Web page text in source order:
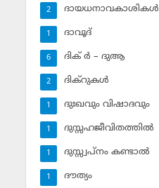
ദായധനാവകാശികള്‍
2
ദാവൂദ്‌
1
ദിക് ര്‍ – ദുആ
6
ദിക്‌റുകള്‍
2
ദുഃഖവും വിഷാദവും
1
ദുസ്സഹജീവിതത്തില്‍
1
ദുസ്സ്വപ്‌നം കണ്ടാല്‍
1
ദൗത്യം
1